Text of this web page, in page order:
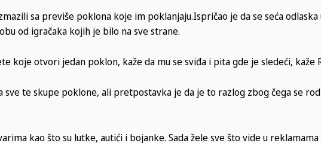
sa previše poklona koje im poklanjaju.Ispričao je da se seća odlaska
od igračaka kojih je bilo na sve strane.
koje otvori jedan poklon, kaže da mu se sviđa i pita gde je sledeći, kaže
sve te skupe poklone, ali pretpostavka je da je to razlog zbog čega se
kao što su lutke, autići i bojanke. Sada žele sve što vide u